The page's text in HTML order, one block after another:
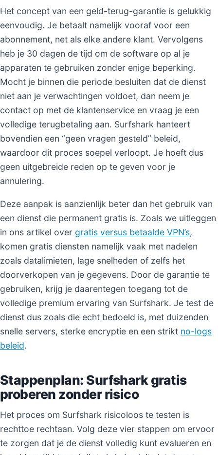
Het concept van een geld-terug-garantie is gelukkig
eenvoudig. Je betaalt namelijk vooraf voor een
abonnement, net als elke andere klant. Vervolgens
heb je 30 dagen de tijd om de software op al je
apparaten te gebruiken zonder enige beperking.
Mocht je binnen die periode besluiten dat de dienst
niet aan je verwachtingen voldoet, dan neem je
contact op met de klantenservice en vraag je een
volledige terugbetaling aan. Surfshark hanteert
bovendien een “geen vragen gesteld” beleid,
waardoor dit proces soepel verloopt. Je hoeft dus
geen uitgebreide reden op te geven voor je
annulering.
Deze aanpak is aanzienlijk beter dan het gebruik van
een dienst die permanent gratis is. Zoals we uitleggen
in ons artikel over gratis versus betaalde VPN’s,
komen gratis diensten namelijk vaak met nadelen
zoals datalimieten, lage snelheden of zelfs het
doorverkopen van je gegevens. Door de garantie te
gebruiken, krijg je daarentegen toegang tot de
volledige premium ervaring van Surfshark. Je test de
dienst dus zoals die echt bedoeld is, met duizenden
snelle servers, sterke encryptie en een strikt no-logs
beleid.
Stappenplan: Surfshark gratis
proberen zonder risico
Het proces om Surfshark risicoloos te testen is
rechttoe rechtaan. Volg deze vier stappen om ervoor
te zorgen dat je de dienst volledig kunt evalueren en